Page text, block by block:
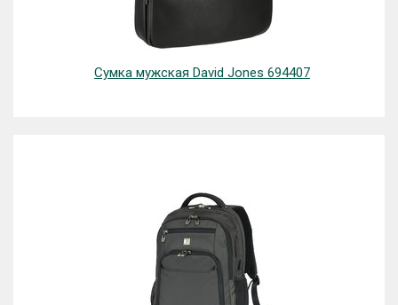
Сумка мужская David Jones 694407